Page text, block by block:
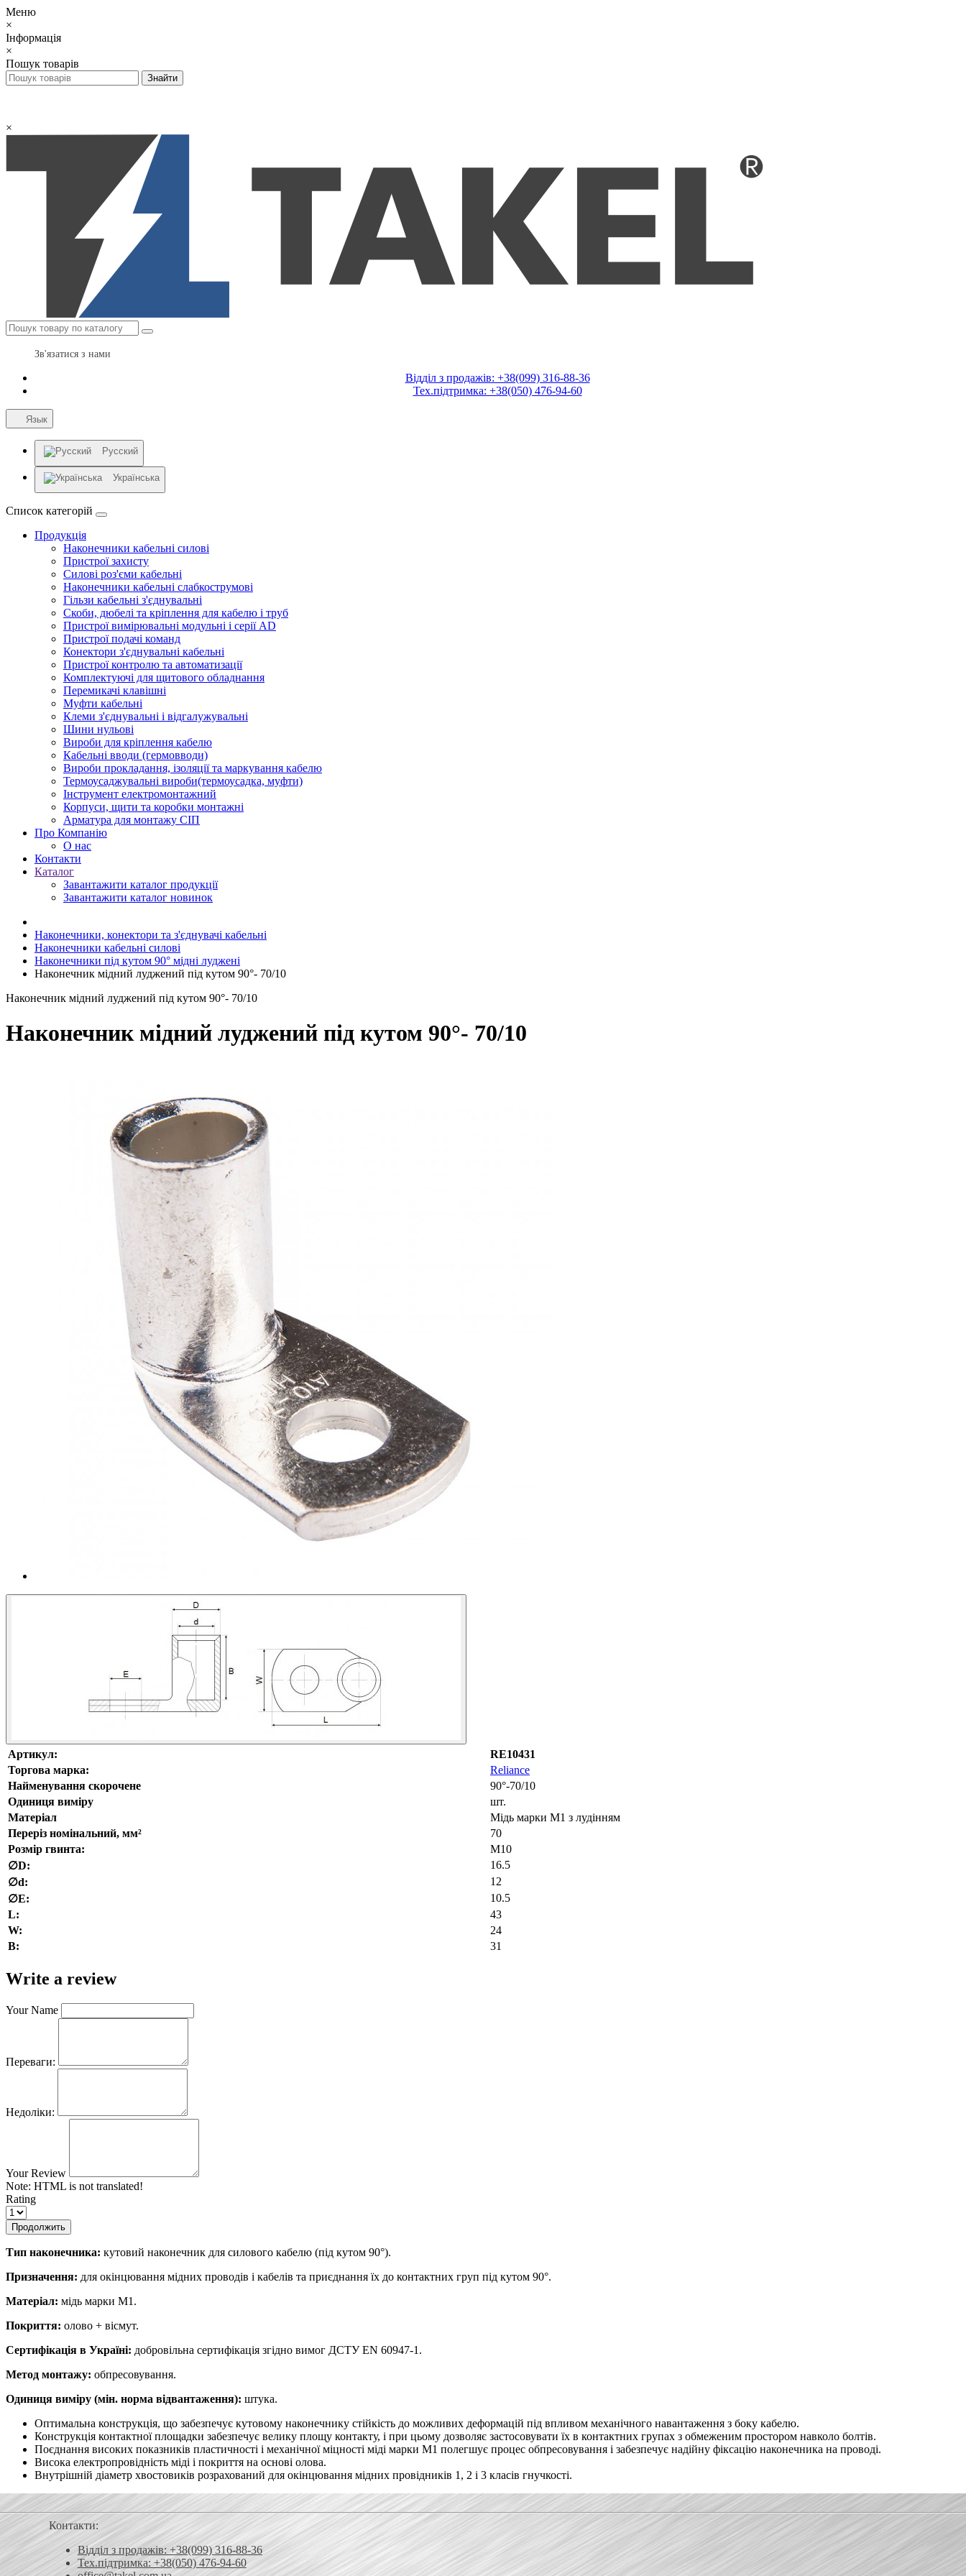
Меню
×
Інформація
×
Пошук товарів
×
Зв'язатися з нами
Відділ з продажів: +38(099) 316-88-36
Тех.підтримка: +38(050) 476-94-60
Язык
Русский
Українська
Список категорій
Продукція
Наконечники кабельні силові
Пристрої захисту
Силові роз'єми кабельні
Наконечники кабельні слабкострумові
Гільзи кабельні з'єднувальні
Скоби, дюбелі та кріплення для кабелю і труб
Пристрої вимірювальні модульні і серії AD
Пристрої подачі команд
Конектори з'єднувальні кабельні
Пристрої контролю та автоматизації
Комплектуючі для щитового обладнання
Перемикачі клавішні
Муфти кабельні
Клеми з'єднувальні і відгалужувальні
Шини нульові
Вироби для кріплення кабелю
Кабельні вводи (гермовводи)
Вироби прокладання, iзоляції та маркування кабелю
Термоусаджувальні вироби(термоусадка, муфти)
Інструмент електромонтажний
Корпуси, щити та коробки монтажні
Арматура для монтажу СІП
Про Компанію
О нас
Контакти
Каталог
Завантажити каталог продукції
Завантажити каталог новинок
Наконечники, конектори та з'єднувачі кабельні
Наконечники кабельні силові
Наконечники під кутом 90° мідні луджені
Наконечник мідний луджений під кутом 90°- 70/10
Наконечник мідний луджений під кутом 90°- 70/10
Наконечник мідний луджений під кутом 90°- 70/10
Артикул:
RE10431
Торгова марка:
Reliance
Найменування скорочене
90°-70/10
Одиниця виміру
шт.
Матеріал
Мідь марки М1 з лудінням
Переріз номінальний, мм²
70
Розмір гвинта:
М10
∅D:
16.5
∅d:
12
∅E:
10.5
L:
43
W:
24
В:
31
Write a review
Your Name
Переваги:
Недоліки:
Your Review
Note: HTML is not translated!
Rating
Продолжить
Тип наконечника: кутовий наконечник для силового кабелю (під кутом 90°).
Призначення: для окінцювання мідних проводів і кабелів та приєднання їх до контактних груп під кутом 90°.
Матеріал: мідь марки М1.
Покриття: олово + вісмут.
Сертифікація в Україні: добровільна сертифікація згідно вимог ДСТУ EN 60947-1.
Метод монтажу: обпресовування.
Одиниця виміру (мін. норма відвантаження): штука.
Оптимальна конструкція, що забезпечує кутовому наконечнику стійкість до можливих деформацій під впливом механічного навантаження з боку кабелю.
Конструкція контактної площадки забезпечує велику площу контакту, і при цьому дозволяє застосовувати їх в контактних групах з обмеженим простором навколо болтів.
Поєднання високих показників пластичності і механічної міцності міді марки М1 полегшує процес обпресовування і забезпечує надійну фіксацію наконечника на проводі.
Висока електропровідність міді і покриття на основі олова.
Внутрішній діаметр хвостовиків розрахований для окінцювання мідних провідників 1, 2 і 3 класів гнучкості.
Контакти:
Відділ з продажів: +38(099) 316-88-36
Тех.підтримка: +38(050) 476-94-60